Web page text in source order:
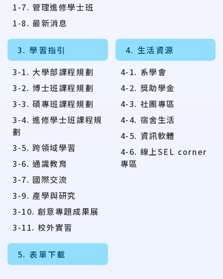
1-7. 管理進修學士班
1-8. 最新消息
3. 學習指引
3-1. 大學部課程規劃
3-2. 博士班課程規劃
3-3. 碩專班課程規劃
3-4. 進修學士班課程規
劃
3-5. 跨領域學習
3-6. 通識教育
3-7. 國際交流
3-9. 產學與研究
3-10. 創意專題成果展
3-11. 校外實習
4. 生活資源
4-1. 系學會
4-2. 獎助學金
4-3. 社團專區
4-4. 宿舍生活
4-5. 資訊軟體
4-6. 線上SEL corner
專區
5. 表單下載